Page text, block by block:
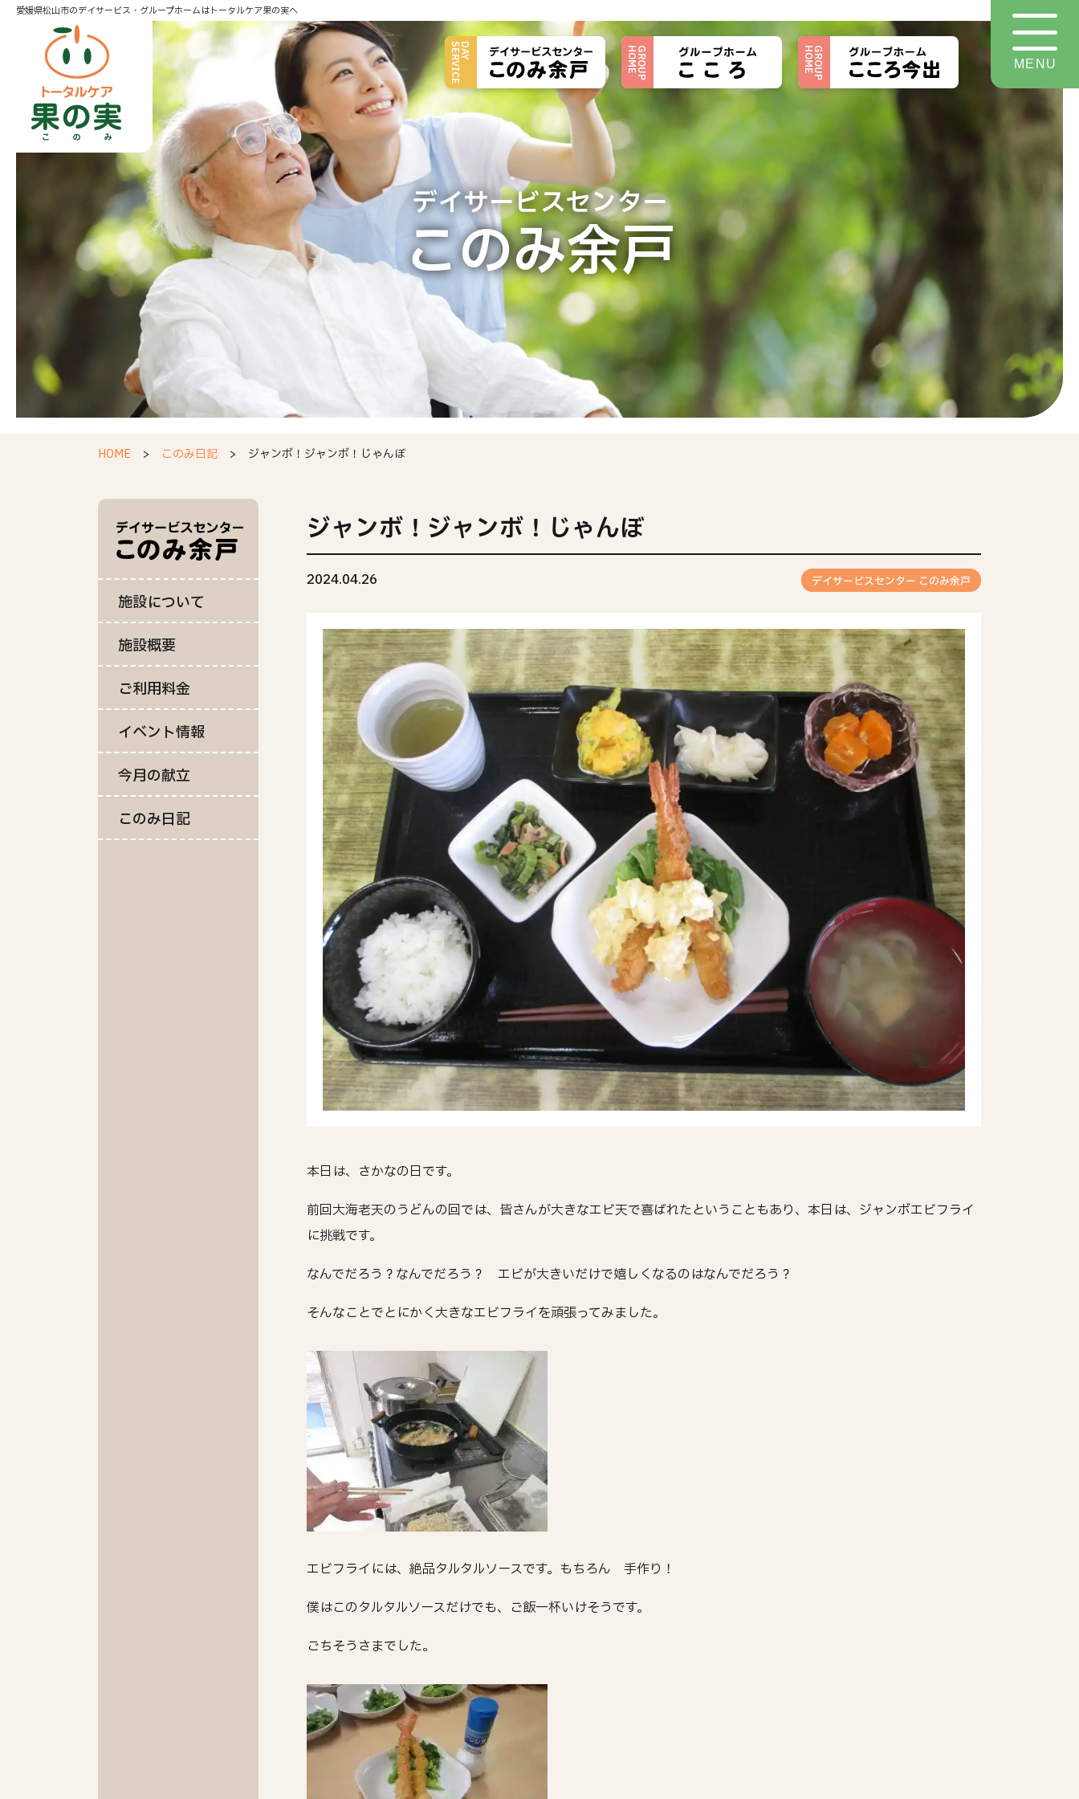
MENU
トップページ
施設について
施設概要
ご利用料金
イベント情報
今月の献立
このみ日記
お問い合わせフォーム
職場環境等要件の実施報告
個人情報保護方針
愛媛県松山市のデイサービス・グループホームはトータルケア果の実へ
DAY
SERVICE GROUP
HOME GROUP
HOME
デイサービスセンター
このみ余戸
HOME このみ日記 ジャンボ！ジャンボ！じゃんぼ
施設について
施設概要
ご利用料金
イベント情報
今月の献立
このみ日記
ジャンボ！ジャンボ！じゃんぼ
2024.04.26 デイサービスセンター このみ余戸
本日は、さかなの日です。
前回大海老天のうどんの回では、皆さんが大きなエビ天で喜ばれたということもあり、本日は、ジャンボエビフライ
に挑戦です。
なんでだろう？なんでだろう？ エビが大きいだけで嬉しくなるのはなんでだろう？
そんなことでとにかく大きなエビフライを頑張ってみました。
エビフライには、絶品タルタルソースです。もちろん 手作り！
僕はこのタルタルソースだけでも、ご飯一杯いけそうです。
ごちそうさまでした。